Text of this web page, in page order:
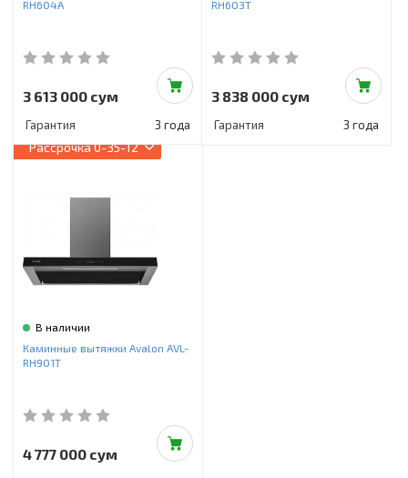
RH604A
3 613 000 сум
Гарантия 3 года
RH603T
3 838 000 сум
Гарантия 3 года
Рассрочка0-35-12
В наличии
Каминные вытяжки Avalon AVL-
RH901T
4 777 000 сум